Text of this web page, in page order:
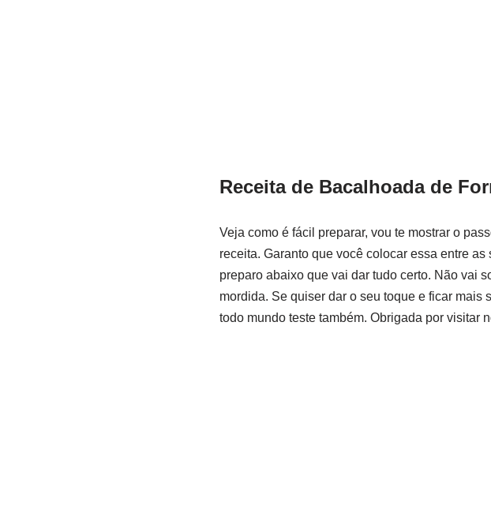
Receita de Bacalhoada de
Veja como é fácil preparar, vou te mostrar o
receita. Garanto que você colocar essa entre
preparo abaixo que vai dar tudo certo. Não vai
mordida. Se quiser dar o seu toque e ficar
todo mundo teste também. Obrigada por visitar